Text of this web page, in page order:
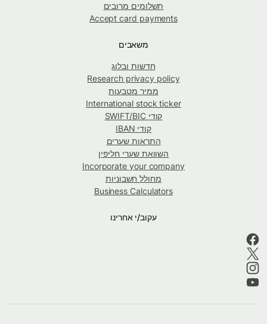
תשלומים מרובים
Accept card payments
משאבים
חדשות ובלוג
Research privacy policy
ממיר מטבעות
International stock ticker
קודי SWIFT/BIC
קודי IBAN
התראות שערים
השוואת שערי חליפין
Incorporate your company
מחולל חשבוניות
Business Calculators
עקוב/י אחרינו